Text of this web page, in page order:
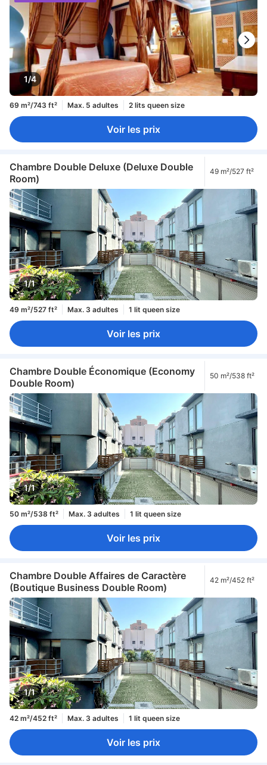
1/4
69 m²/743 ft² Max. 5 adultes 2 lits queen size
Voir les prix
Chambre Double Deluxe (Deluxe Double
Room)
49 m²/527 ft²
1/1
49 m²/527 ft² Max. 3 adultes 1 lit queen size
Voir les prix
Chambre Double Économique (Economy
Double Room)
50 m²/538 ft²
1/1
50 m²/538 ft² Max. 3 adultes 1 lit queen size
Voir les prix
Chambre Double Affaires de Caractère
(Boutique Business Double Room)
42 m²/452 ft²
1/1
42 m²/452 ft² Max. 3 adultes 1 lit queen size
Voir les prix